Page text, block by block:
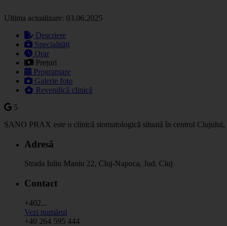
Ultima actualizare: 03.06.2025
Descriere
Specialități
Orar
Prețuri
Programare
Galerie foto
Revendică clinică
5
SANO PRAX este o clinică stomatologică situată în centrul
Adresă
Strada Iuliu Maniu 22, Cluj-Napoca, Jud. Cluj
Contact
+402...
Vezi numărul
+40 264 595 444